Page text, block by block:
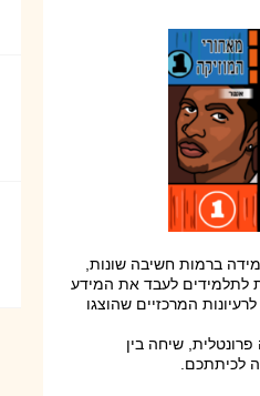
ברמות חשיבה שונות,
לתלמידים לעבד את המידע
המרכזיים שהוצגו
שיחה בין
לכיתתכם.